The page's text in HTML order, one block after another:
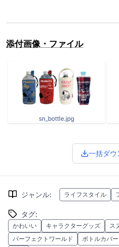
添付画像・ファイル
sn_bottle.jpg
一括ダウ
ジャンル: ライフスタイル
タグ:
かわいい キャラクターグッズ ス
パーフェクトワールド
ボトルカバー